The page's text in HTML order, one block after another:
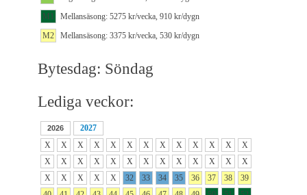
M1
Mellansäsong: 5275 kr/vecka, 910 kr/dygn
M2
Mellansäsong: 3375 kr/vecka, 530 kr/dygn
Bytesdag: Söndag
Lediga veckor:
2026
2027
X
X X X X X X X X X X X
X
X
X X X X X X X X X X X
X
X
X X X X 32 33 34 35 36 37 38
39